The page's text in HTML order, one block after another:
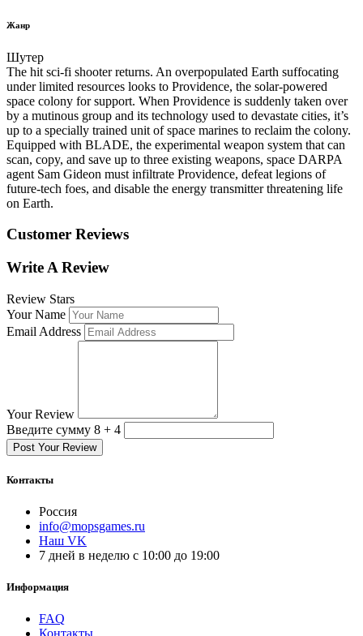
Жанр
Шутер
The hit sci-fi shooter returns. An overpopulated Earth suffocating
under limited resources looks to Providence, the solar-powered
space colony for support. When Providence is suddenly taken over
by a mutinous group and its technology used to devastate cities, it’s
up to a specially trained unit of space marines to reclaim the colony.
Equipped with BLADE, the experimental weapon system that can
scan, copy, and save up to three existing weapons, space DARPA
agent Sam Gideon must infiltrate Providence, defeat legions of
future-tech foes, and disable the energy transmitter threatening life
on Earth.
Customer Reviews
Write A Review
Review Stars
Your Name
Email Address
Your Review
Введите сумму 8 + 4
Post Your Review
Контакты
Россия
info@mopsgames.ru
Наш VK
7 дней в неделю с 10:00 до 19:00
Информация
FAQ